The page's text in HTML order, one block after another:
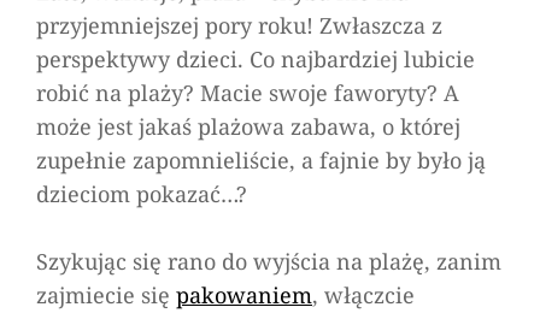
on
Na
plaży…
fajnie
jest!
przyjemniejszej pory roku! Zwłaszcza z
perspektywy dzieci. Co najbardziej lubicie
robić na plaży? Macie swoje faworyty? A
może jest jakaś plażowa zabawa, o której
zupełnie zapomnieliście, a fajnie by było ją
dzieciom pokazać…?
Szykując się rano do wyjścia na plażę, zanim
zajmiecie się pakowaniem, włączcie